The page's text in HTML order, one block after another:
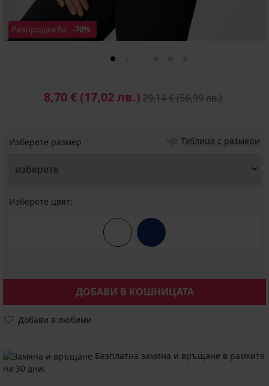
Разпродажба -70%
8,70 € (17,02 лв.)29,14 €(56,99 лв.)
Изберете размер Таблица с размери
Изберете цвят:
ДОБАВИ В КОШНИЦАТА
Добави в любими
Безплатна замяна и връщане в рамките
на 30 дни.